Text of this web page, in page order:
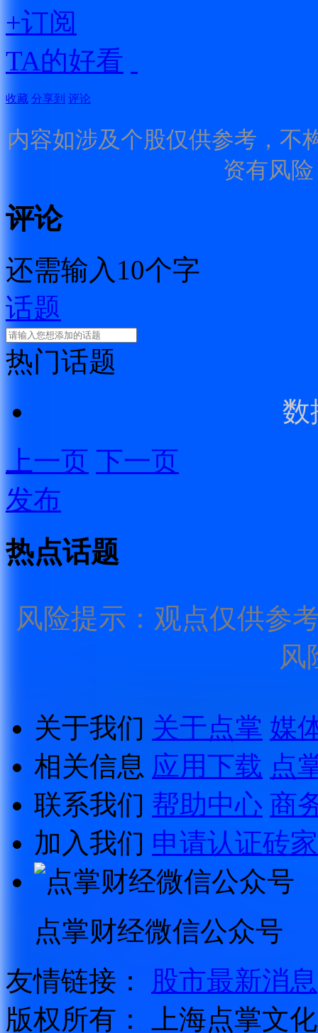
+订阅
TA的好看
收藏 分享到 评论
内容如涉及个股仅供参考，不
资有风
评论
还需输入10个字
话题
热门话题
数
上一页 下一页
发布
热点话题
风险提示：观点仅供参
风
关于我们 关于点掌 媒
相关信息 应用下载 点
联系我们 帮助中心 商
加入我们 申请认证砖家
点掌财经微信公众号
友情链接：
股市最新消息
版权所有：
上海点掌文